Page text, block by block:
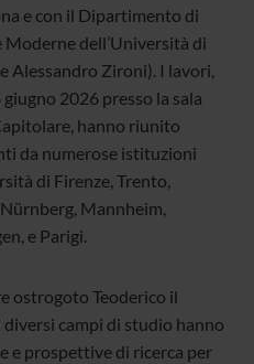
e con il Dipartimento di
dell’Università di
Alessandro Zironi). I lavori,
2026 presso la sala
hanno riunito
da numerose istituzioni
di Firenze, Trento,
Mannheim,
e Parigi.
ostrogoto Teoderico il
campi di studio hanno
e prospettive di ricerca per